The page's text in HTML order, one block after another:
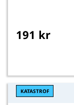
191 kr
KATASTROF